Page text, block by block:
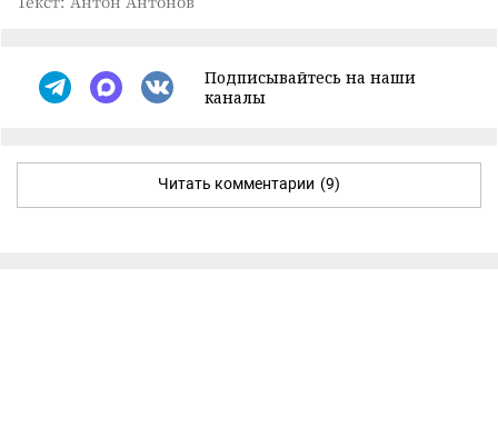
Подписывайтесь на наши
каналы
Читать комментарии (9)